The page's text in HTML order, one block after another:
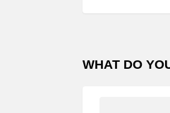
WHAT DO